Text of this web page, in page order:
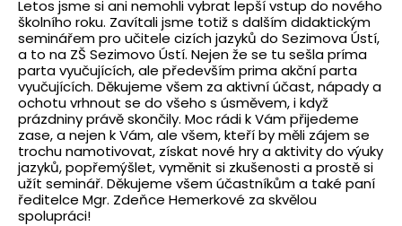
Letos jsme si ani nemohli vybrat lepší vstup do nového
školního roku. Zavítali jsme totiž s dalším didaktickým
seminářem pro učitele cizích jazyků do Sezimova Ústí,
a to na ZŠ Sezimovo Ústí. Nejen že se tu sešla príma
parta vyučujících, ale především prima akční parta
vyučujících. Děkujeme všem za aktivní účast, nápady a
ochotu vrhnout se do všeho s úsměvem, i když
prázdniny právě skončily. Moc rádi k Vám přijedeme
zase, a nejen k Vám, ale všem, kteří by měli zájem se
trochu namotivovat, získat nové hry a aktivity do výuky
jazyků, popřemýšlet, vyměnit si zkušenosti a prostě si
užít seminář. Děkujeme všem účastníkům a také paní
ředitelce Mgr. Zdeňce Hemerkové za skvělou
spolupráci!